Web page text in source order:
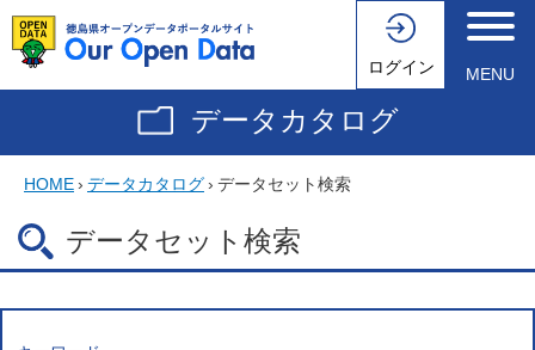
ログイン MENU
データカタログ
HOME› データカタログ› データセット検索
データセット検索